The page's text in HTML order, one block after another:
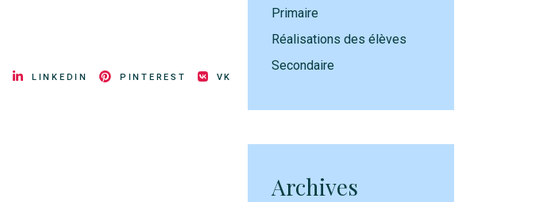
LINKEDIN PINTEREST VK
Primaire
Réalisations des élèves
Secondaire
Archives